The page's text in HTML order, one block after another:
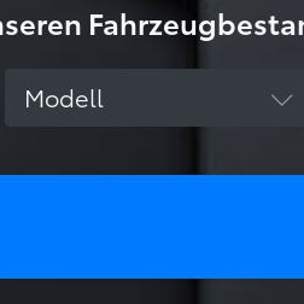
Modell